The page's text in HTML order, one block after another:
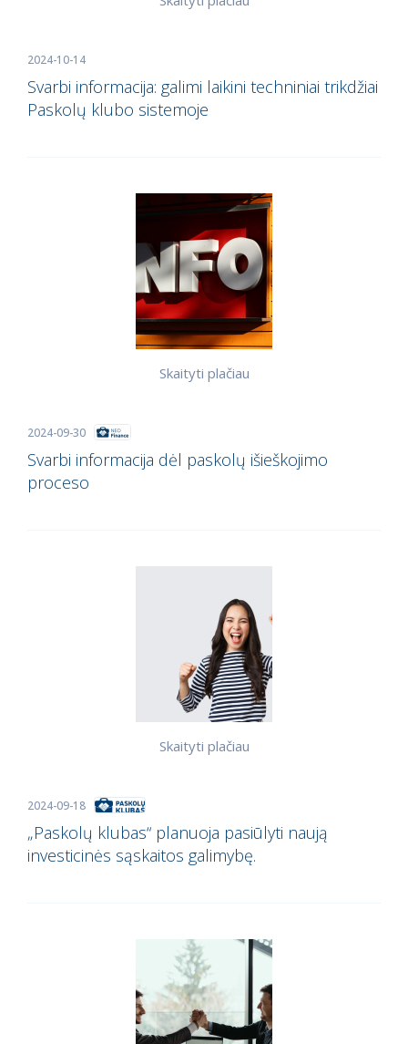
2024-10-14
Svarbi informacija: galimi laikini techniniai trikdžiai
Paskolų klubo sistemoje
2024-09-30
Svarbi informacija dėl paskolų išieškojimo
proceso
Skaityti plačiau
2024-09-18
„Paskolų klubas“ planuoja pasiūlyti naują
investicinės sąskaitos galimybę.
Skaityti plačiau